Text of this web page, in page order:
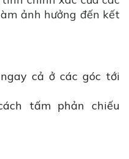
ảnh hưởng đến kết
cả ở các góc tới
tấm phản chiếu